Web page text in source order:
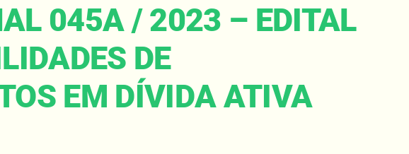
045A / 2023 – EDITAL
DE
EM DÍVIDA ATIVA